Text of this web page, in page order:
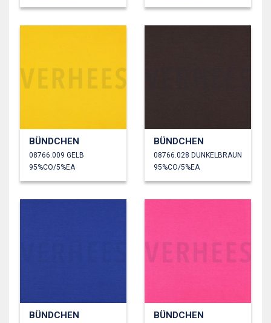
BÜNDCHEN
08766.009 GELB
95%CO/5%EA
BÜNDCHEN
08766.028 DUNKELBRAUN
95%CO/5%EA
BÜNDCHEN BÜNDCHEN